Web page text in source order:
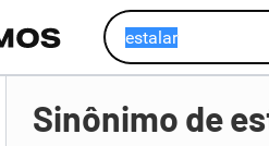
Sinônimo de